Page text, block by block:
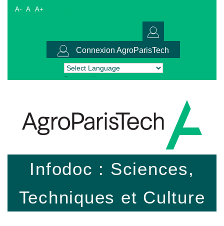
A- A A+
Connexion AgroParisTech
Powered by Translate
Infodoc : Sciences,
Techniques et Culture